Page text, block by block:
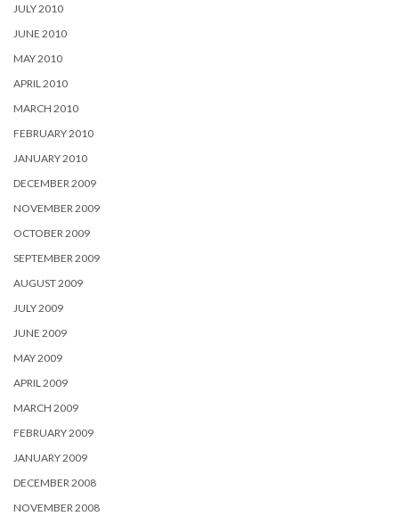
JULY 2010
JUNE 2010
MAY 2010
APRIL 2010
MARCH 2010
FEBRUARY 2010
JANUARY 2010
DECEMBER 2009
NOVEMBER 2009
OCTOBER 2009
SEPTEMBER 2009
AUGUST 2009
JULY 2009
JUNE 2009
MAY 2009
APRIL 2009
MARCH 2009
FEBRUARY 2009
JANUARY 2009
DECEMBER 2008
NOVEMBER 2008